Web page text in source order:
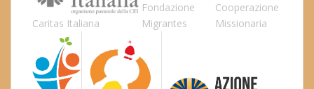
Caritas Italiana
Fondazione
Migrantes
Cooperazione
Missionaria